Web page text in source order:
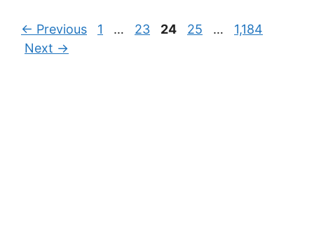
← Previous Page
1 … Page
23 Page
24 Page
25 … Page
1,184
Next →